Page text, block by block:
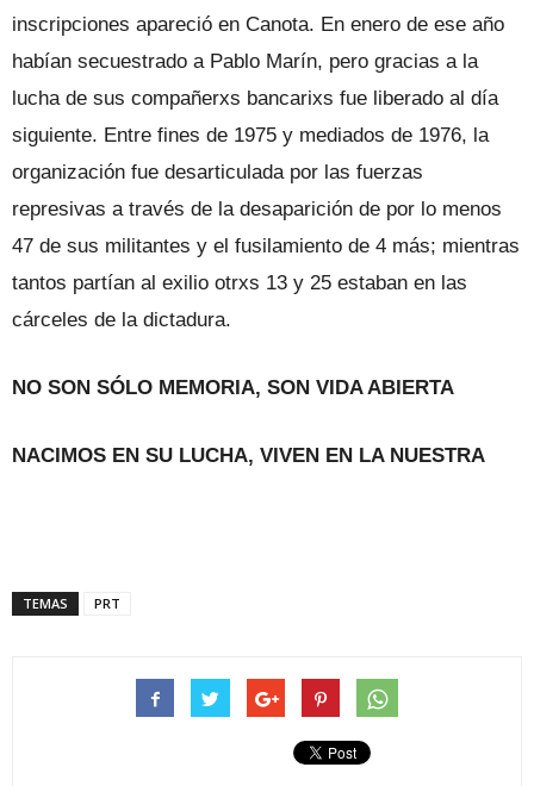
inscripciones apareció en Canota. En enero de ese año
habían secuestrado a Pablo Marín, pero gracias a la
lucha de sus compañerxs bancarixs fue liberado al día
siguiente. Entre fines de 1975 y mediados de 1976, la
organización fue desarticulada por las fuerzas
represivas a través de la desaparición de por lo menos
47 de sus militantes y el fusilamiento de 4 más; mientras
tantos partían al exilio otrxs 13 y 25 estaban en las
cárceles de la dictadura.
NO SON SÓLO MEMORIA, SON VIDA ABIERTA
NACIMOS EN SU LUCHA, VIVEN EN LA NUESTRA
TEMAS PRT